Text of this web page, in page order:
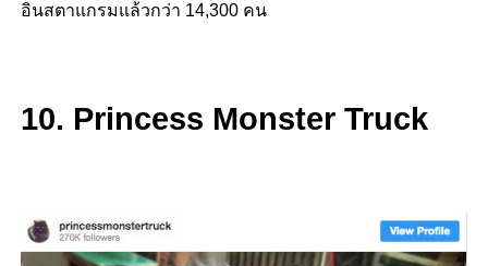
อินสตาแกรมแล้วกว่า 14,300 คน
10. Princess Monster Truck